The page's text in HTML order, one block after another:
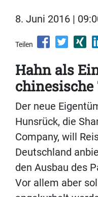
8. Juni 2016 |
Teilen
Hahn als
Der neue
Hunsrück, die
Company, will
Deutschland
den Ausbau des
Vor allem aber